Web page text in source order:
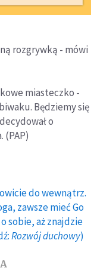
rozgrywką - mówi
miasteczko -
Będziemy się
o
(PAP)
do wewnątrz.
zawsze mieć Go
sobie, aż znajdzie
Rozwój duchowy)